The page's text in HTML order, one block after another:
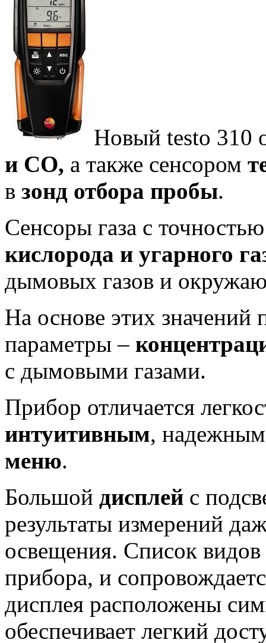
Новый testo 310
и CO, а также сенсором
в зонд отбора пробы.
Сенсоры газа с
кислорода и угарного
дымовых газов и
На основе этих значений
параметры –
с дымовыми газами.
Прибор отличается
интуитивным, надежным
меню.
Большой дисплей с
результаты измерений
освещения. Список
прибора, и
дисплея расположены
обеспечивает легкий